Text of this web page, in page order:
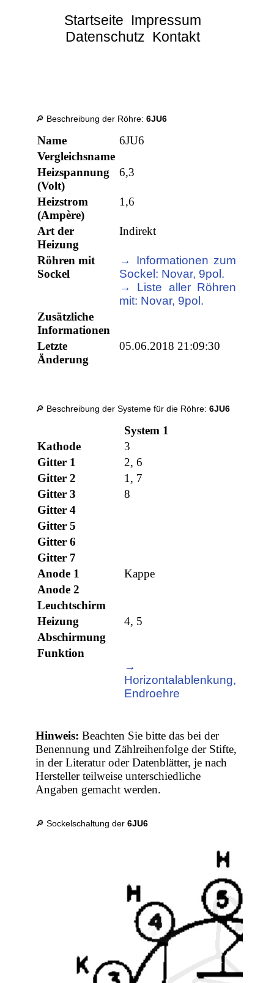
Startseite Impressum
Datenschutz Kontakt
🔎 Beschreibung der Röhre:6JU6
Name
6JU6
Vergleichsname
Heizspannung
(Volt)
6,3
Heizstrom
(Ampère)
1,6
Art der
Heizung
Indirekt
Röhren mit
Sockel
→ Informationen zum
Sockel: Novar, 9pol.
→ Liste aller Röhren
mit: Novar, 9pol.
Zusätzliche
Informationen
Letzte
Änderung
05.06.2018 21:09:30
🔎 Beschreibung der Systeme für die Röhre:6JU6
System 1
Kathode
3
Gitter 1
2, 6
Gitter 2
1, 7
Gitter 3
8
Gitter 4
Gitter 5
Gitter 6
Gitter 7
Anode 1
Kappe
Anode 2
Leuchtschirm
Heizung
4, 5
Abschirmung
Funktion
→
Horizontalablenkung,
Endroehre
Hinweis: Beachten Sie bitte das bei der
Benennung und Zählreihenfolge der Stifte,
in der Literatur oder Datenblätter, je nach
Hersteller teilweise unterschiedliche
Angaben gemacht werden.
🔎 Sockelschaltung der6JU6